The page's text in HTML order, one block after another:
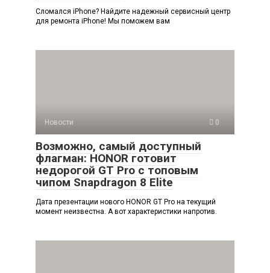
Сломался iPhone? Найдите надежный сервисный центр
для ремонта iPhone! Мы поможем вам
Новости 0
Возможно, самый доступный
флагман: HONOR готовит
недорогой GT Pro с топовым
чипом Snapdragon 8 Elite
Дата презентации нового HONOR GT Pro на текущий
момент неизвестна. А вот характеристики напротив.